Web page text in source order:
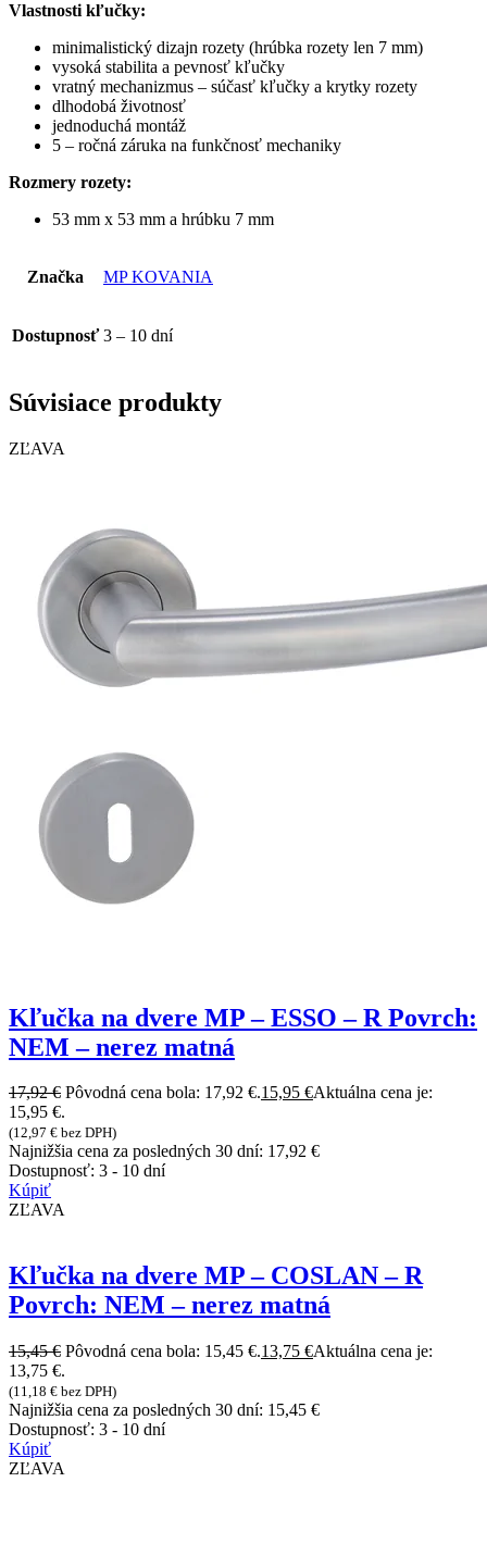
Vlastnosti kľučky:
minimalistický dizajn rozety (hrúbka rozety len 7 mm)
vysoká stabilita a pevnosť kľučky
vratný mechanizmus – súčasť kľučky a krytky rozety
dlhodobá životnosť
jednoduchá montáž
5 – ročná záruka na funkčnosť mechaniky
Rozmery rozety:
53 mm x 53 mm a hrúbku 7 mm
Značka MP KOVANIA
Dostupnosť 3 – 10 dní
Súvisiace produkty
ZĽAVA
Kľučka na dvere MP – ESSO – R Povrch:
NEM – nerez matná
17,92€ Pôvodná cena bola: 17,92 €.15,95 €Aktuálna cena je:
15,95 €.
(12,97 € bez DPH)
Najnižšia cena za posledných 30 dní: 17,92 €
Dostupnosť: 3 - 10 dní
Kúpiť
ZĽAVA
Kľučka na dvere MP – COSLAN – R
Povrch: NEM – nerez matná
15,45€ Pôvodná cena bola: 15,45 €.13,75 €Aktuálna cena je:
13,75 €.
(11,18 € bez DPH)
Najnižšia cena za posledných 30 dní: 15,45 €
Dostupnosť: 3 - 10 dní
Kúpiť
ZĽAVA